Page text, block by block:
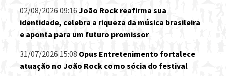
02/08/2026 09:16 João Rock reafirma sua
identidade, celebra a riqueza da música brasileira
e aponta para um futuro promissor
31/07/2026 15:08 Opus Entretenimento fortalece
atuação no João Rock como sócia do festival